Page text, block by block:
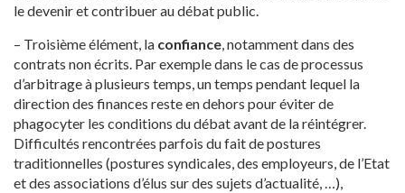
le devenir et contribuer au débat public.
– Troisième élément, la confiance, notamment dans des
contrats non écrits. Par exemple dans le cas de processus
d’arbitrage à plusieurs temps, un temps pendant lequel la
direction des finances reste en dehors pour éviter de
phagocyter les conditions du débat avant de la réintégrer.
Difficultés rencontrées parfois du fait de postures
traditionnelles (postures syndicales, des employeurs, de l’Etat
et des associations d’élus sur des sujets d’actualité, …),